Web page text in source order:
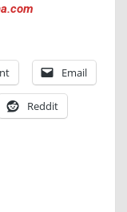
Email
Reddit